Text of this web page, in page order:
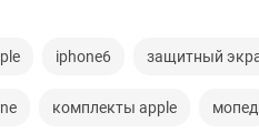
iphone6 защитный
комплекты apple мопед